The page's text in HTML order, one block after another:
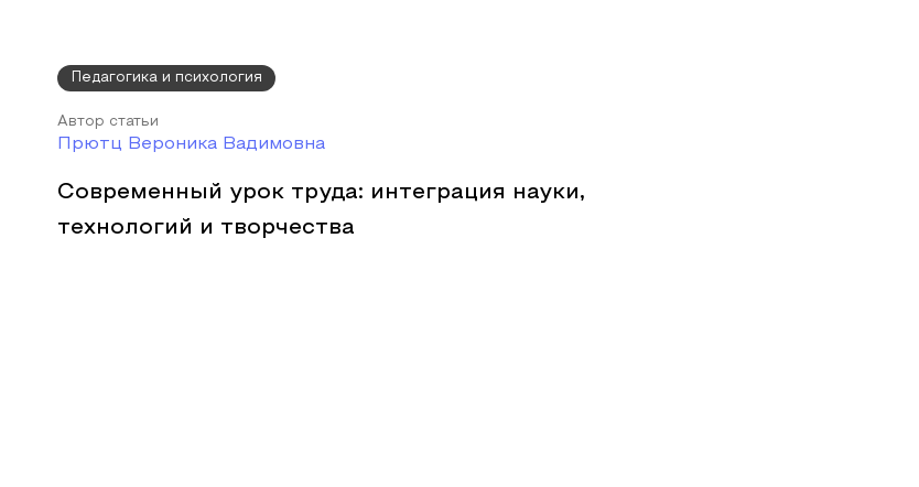
Педагогика и психология
Автор статьи
Прютц Вероника Вадимовна
Современный урок труда: интеграция науки,
технологий и творчества